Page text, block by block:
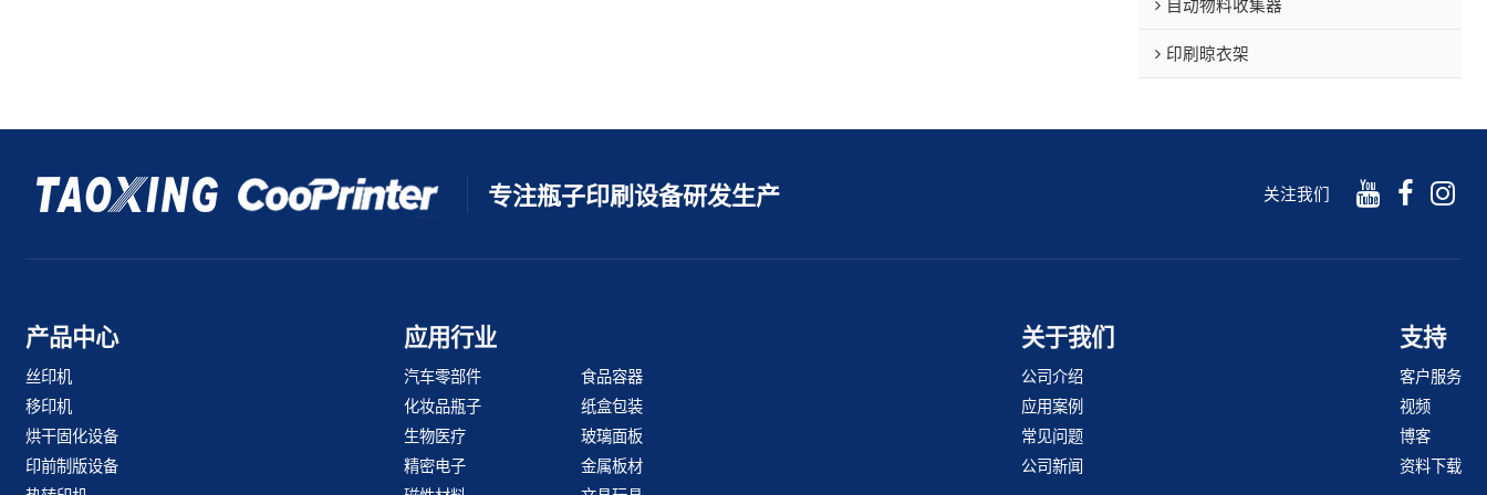
印刷晾衣架
专注瓶子印刷设备研发生产 关注我们
产品中心
丝印机
移印机
烘干固化设备
印前制版设备
应用行业
汽车零部件
食品容器
化妆品瓶子
纸盒包装
生物医疗
玻璃面板
精密电子
金属板材
关于我们
公司介绍
应用案例
常见问题
公司新闻
支持
客户服务
视频
博客
资料下载